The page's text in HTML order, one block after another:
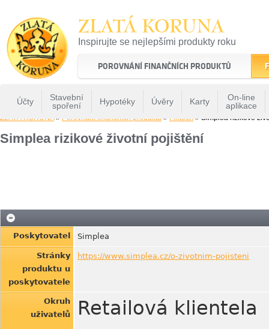
ZLATÁ KORUNA
Inspirujte se nejlepšími produkty roku
22 let tradice a kvality na finančním trhu
POROVNÁNÍ FINANČNÍCH PRODUKTŮ
Účty
Stavební
spoření
Hypotéky Úvěry Karty
On-line
aplikace
ZLATÁ KORUNA» Porovnání finančních produktů » Fintech » Simplea rizikové
Simplea rizikové životní pojištění
Poskytovatel Simplea
Stránky
produktu u
poskytovatele
https://www.simplea.cz/o-zivotnim-pojisteni
Okruh
uživatelů
Retailová klientela